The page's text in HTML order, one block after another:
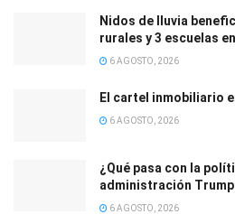
Nidos de lluvia
rurales y 3 escuelas
6 AGOSTO, 2026
El cartel inmobiliario
6 AGOSTO, 2026
¿Qué pasa con la
administración
6 AGOSTO, 2026